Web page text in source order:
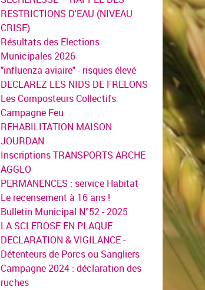
RESTRICTIONS D'EAU (NIVEAU
CRISE)
Résultats des Elections
Municipales 2026
"influenza aviaire" - risques élevé
DECLAREZ LES NIDS DE FRELONS
Les Composteurs Collectifs
Campagne Feu
REHABILITATION MAISON
JOURDAN
Inscriptions TRANSPORTS ARCHE
AGGLO
PERMANENCES : service Habitat
Le recensement à 16 ans !
Bulletin Municipal N°52 - 2025
LA SCLEROSE EN PLAQUE
DECLARATION & VIGILANCE -
Détenteurs de Porcs ou Sangliers
Campagne 2024 : déclaration des
ruches